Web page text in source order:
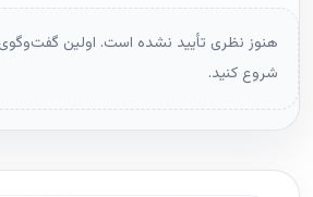
هنوز نظری تأیید نشده است. اولین
شروع کنید.